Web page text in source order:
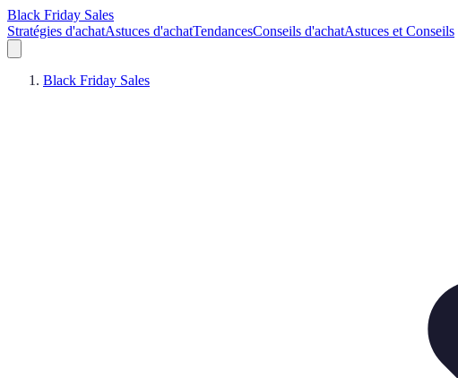
Black Friday Sales
Stratégies d'achatAstuces d'achatTendancesConseils d'achatAstuces et Conseils
Black Friday Sales